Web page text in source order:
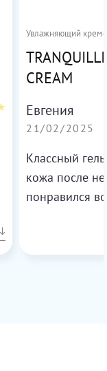
Увлажняющий крем-
CREAM
Евгения
21/02/2025
Классный
кожа после
понравился